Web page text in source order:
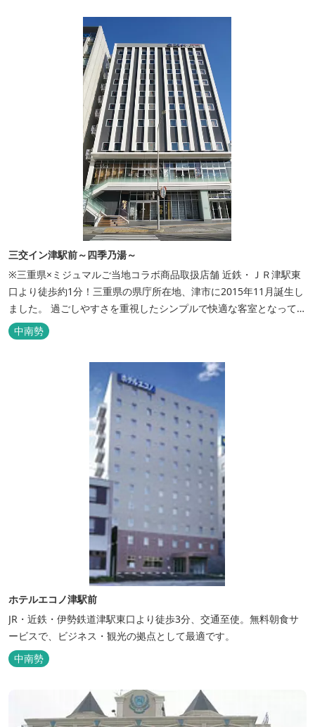
１階…コンビニエンスストア“ローソン” 和食“いせもん本店”...
三交イン津駅前～四季乃湯～
※三重県×ミジュマルご当地コラボ商品取扱店舗 近鉄・ＪＲ津駅東
口より徒歩約1分！三重県の県庁所在地、津市に2015年11月誕生し
ました。 過ごしやすさを重視したシンプルで快適な客室となってお
り、ベッドはワイドなサイズで、羽毛布団をご用意。女性にやさし
いアメニティグッズを取り揃えており、連泊の方用にコインランド
中南勢
ホテルエコノ津駅前
JR・近鉄・伊勢鉄道津駅東口より徒歩3分、交通至使。無料朝食サ
ービスで、ビジネス・観光の拠点として最適です。
中南勢